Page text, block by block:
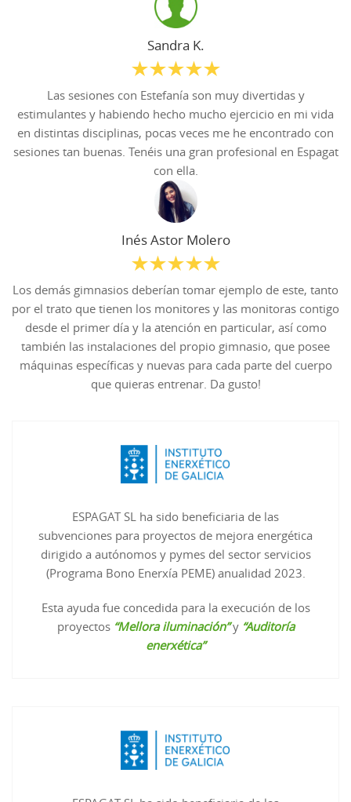
Sandra K.
Las sesiones con Estefanía son muy divertidas y
estimulantes y habiendo hecho mucho ejercicio en mi vida
en distintas disciplinas, pocas veces me he encontrado con
sesiones tan buenas. Tenéis una gran profesional en Espagat
con ella.
Inés Astor Molero
Los demás gimnasios deberían tomar ejemplo de este, tanto
por el trato que tienen los monitores y las monitoras contigo
desde el primer día y la atención en particular, así como
también las instalaciones del propio gimnasio, que posee
máquinas específicas y nuevas para cada parte del cuerpo
que quieras entrenar. Da gusto!
ESPAGAT SL ha sido beneficiaria de las
subvenciones para proyectos de mejora energética
dirigido a autónomos y pymes del sector servicios
(Programa Bono Enerxía PEME) anualidad 2023.
Esta ayuda fue concedida para la execución de los
proyectos “Mellora iluminación”y “Auditoría
enerxética”